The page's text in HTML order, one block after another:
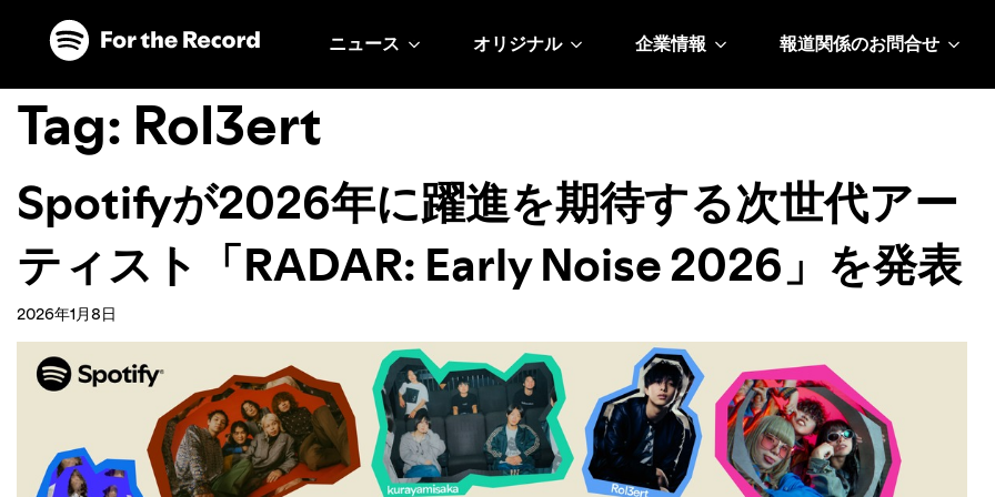
ニュース オリジナル 企業情報 報道関係のお問合せ
Tag: Rol3ert
Spotifyが2026年に躍進を期待する次世代アー
ティスト「RADAR: Early Noise 2026」を発表
2026年1月8日